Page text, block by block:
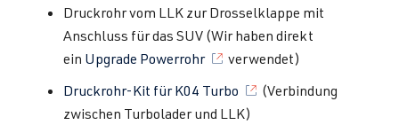
Druckrohr vom LLK zur Drosselklappe mit
Anschluss für das SUV (Wir haben direkt
ein Upgrade Powerrohr
verwendet)
Druckrohr-Kit für K04 Turbo
(Verbindung
zwischen Turbolader und LLK)